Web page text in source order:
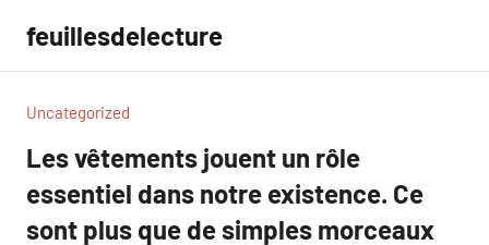
contenu
feuillesdelecture
Uncategorized
Les vêtements jouent un rôle
essentiel dans notre existence. Ce
sont plus que de simples morceaux